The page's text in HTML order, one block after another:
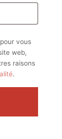
vous
web,
raisons
.